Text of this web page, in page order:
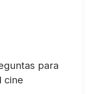
para
cine